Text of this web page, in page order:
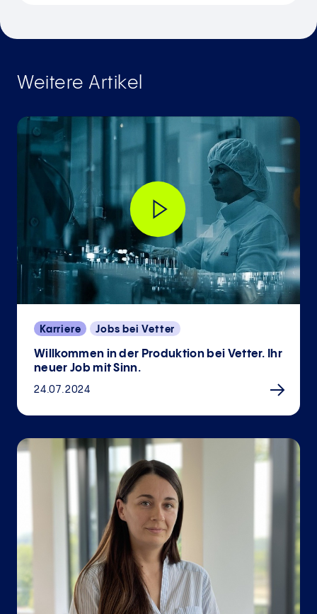
Weitere Artikel
Karriere Jobs bei Vetter
Willkommen in der Produktion bei Vetter. Ihr
neuer Job mit Sinn.
24.07.2024